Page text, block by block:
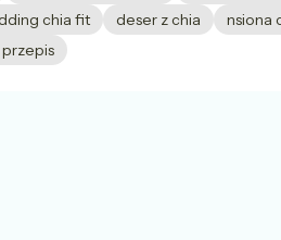
chia fit deser z chia nsiona
przepis